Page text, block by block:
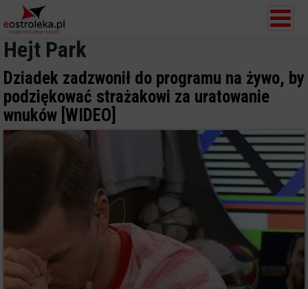
Hejt Park
Dziadek zadzwonił do programu na żywo, by
podziękować strażakowi za uratowanie
wnuków [WIDEO]